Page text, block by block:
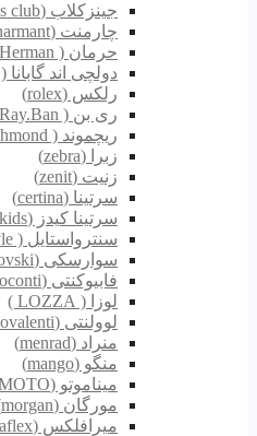
جینزکلاب (geans club)
چارمنت (Charmant)
حرمان ( Herman )
دولچی اند گابانا ( D & G )
رلکس (rolex)
ری بن ( Ray.Ban )
ریچموند ( Richmond )
زبرا (zebra)
زنیت (zenit)
سرتینا (certina)
سرتینا کیدز (certinakids)
سنترواستایل ( Centrostyle )
سوارسکی (swarovski)
فابیوکنتی (fabioconti)
لوزا ( LOZZA )
لوولنتی (leovalenti)
منراد (menrad)
منگو (mango)
میناموتو (MINAMOTO )
مورگان (morgan)
میرافلکس (Miraflex)